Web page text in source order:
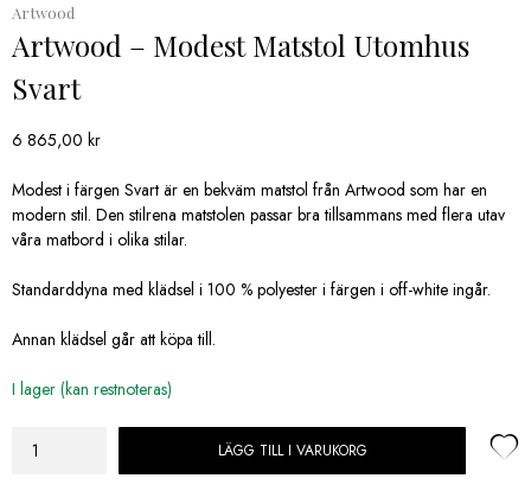
Artwood
Artwood – Modest Matstol Utomhus
Svart
6 865,00 kr
Modest i färgen Svart är en bekväm matstol från Artwood som har en
modern stil. Den stilrena matstolen passar bra tillsammans med flera utav
våra matbord i olika stilar.
Standarddyna med klädsel i 100 % polyester i färgen i off-white ingår.
Annan klädsel går att köpa till.
I lager (kan restnoteras)
Artwood
LÄGG TILL I VARUKORG